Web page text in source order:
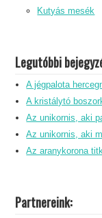
Kutyás mesék
Legutóbbi
A jégpalota
A kristálytó
Az unikornis, aki
Az unikornis, aki
Az aranykorona
Partnereink: